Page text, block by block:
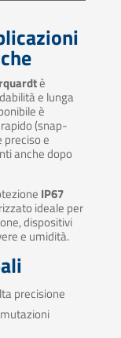
è
e lunga
è
(snap-
e
anche dopo
IP67
ideale per
dispositivi
e umidità.
precisione